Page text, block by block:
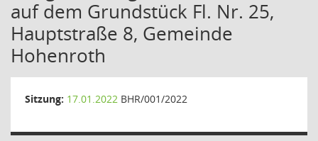
auf dem Grundstück Fl. Nr. 25,
Hauptstraße 8, Gemeinde
Hohenroth
Sitzung: 17.01.2022 BHR/001/2022